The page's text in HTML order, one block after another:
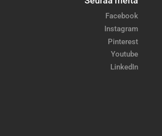
Facebook
Instagram
Pinterest
Youtube
LinkedIn